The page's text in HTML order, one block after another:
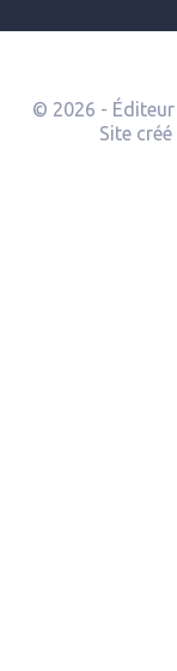
© 2026 - Éditeur
Site